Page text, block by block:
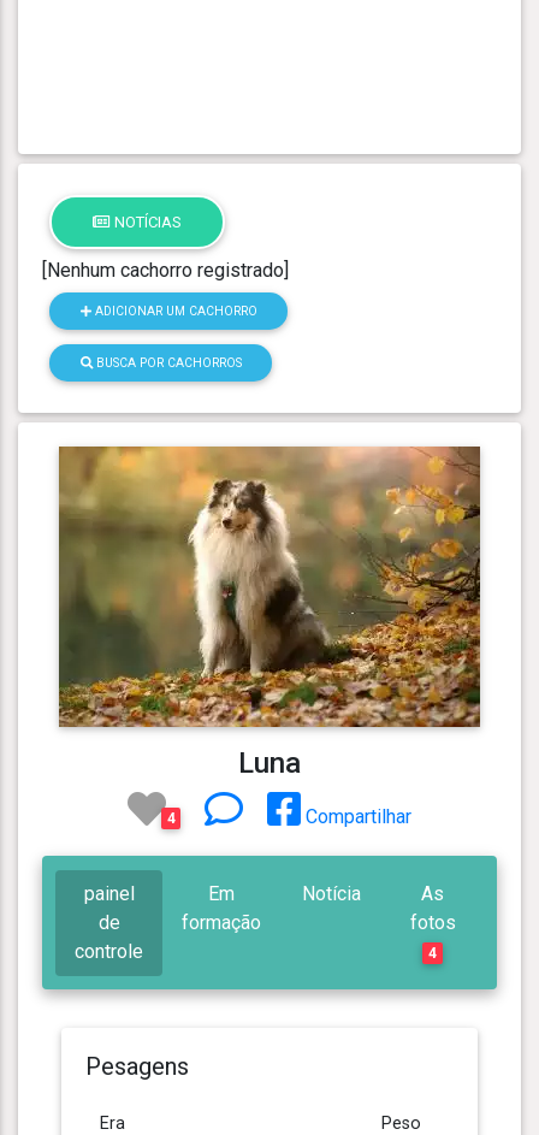
NOTÍCIAS
[Nenhum cachorro registrado]
ADICIONAR UM CACHORRO
BUSCA POR CACHORROS
Luna
4 Compartilhar
painel
de
controle
Em
formação
Notícia
As
fotos
4
Pesagens
Era Peso